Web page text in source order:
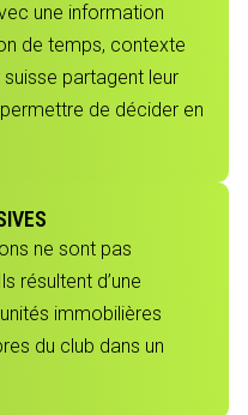
une information
de temps, contexte
partagent leur
de décider en
ne sont pas
résultent d’une
immobilières
du club dans un